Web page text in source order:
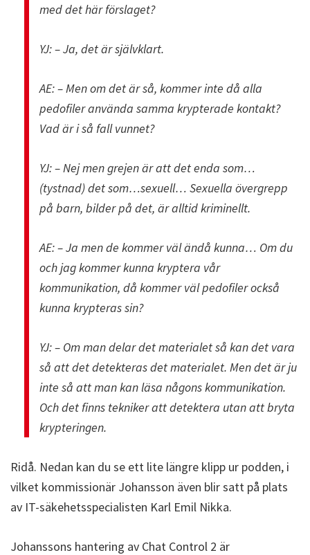
med det här förslaget?
YJ: – Ja, det är självklart.
AE: – Men om det är så, kommer inte då alla
pedofiler använda samma krypterade kontakt?
Vad är i så fall vunnet?
YJ: – Nej men grejen är att det enda som…
(tystnad) det som…sexuell… Sexuella övergrepp
på barn, bilder på det, är alltid kriminellt.
AE: – Ja men de kommer väl ändå kunna… Om du
och jag kommer kunna kryptera vår
kommunikation, då kommer väl pedofiler också
kunna krypteras sin?
YJ: – Om man delar det materialet så kan det vara
så att det detekteras det materialet. Men det är ju
inte så att man kan läsa någons kommunikation.
Och det finns tekniker att detektera utan att bryta
krypteringen.
Ridå. Nedan kan du se ett lite längre klipp ur podden, i
vilket kommissionär Johansson även blir satt på plats
av IT-säkehetsspecialisten Karl Emil Nikka.
Johanssons hantering av Chat Control 2 är